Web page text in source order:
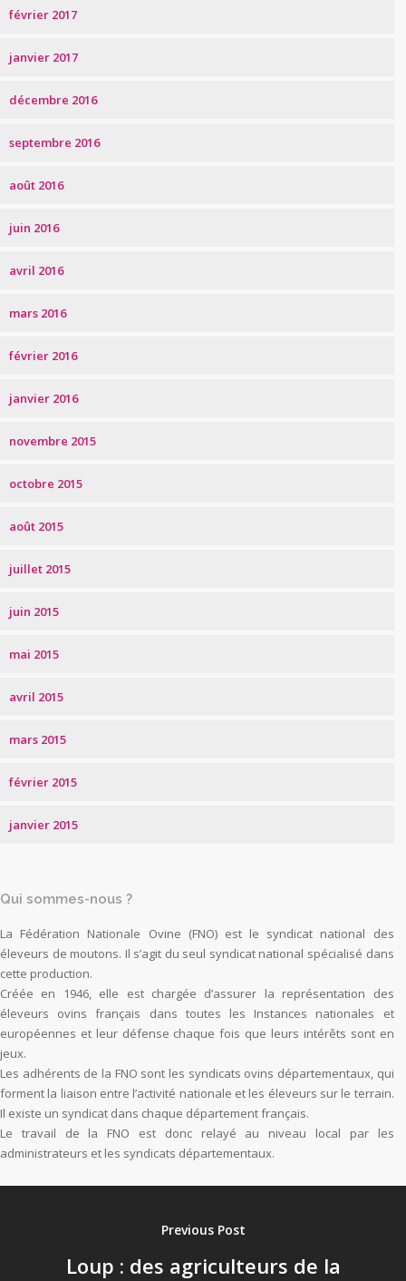
février 2017
janvier 2017
décembre 2016
septembre 2016
août 2016
juin 2016
avril 2016
mars 2016
février 2016
janvier 2016
novembre 2015
octobre 2015
août 2015
juillet 2015
juin 2015
mai 2015
avril 2015
mars 2015
février 2015
janvier 2015
Qui sommes-nous ?
La Fédération Nationale Ovine (FNO) est le syndicat national des
éleveurs de moutons. Il s’agit du seul syndicat national spécialisé dans
cette production.
Créée en 1946, elle est chargée d’assurer la représentation des
éleveurs ovins français dans toutes les Instances nationales et
européennes et leur défense chaque fois que leurs intérêts sont en
jeux.
Les adhérents de la FNO sont les syndicats ovins départementaux, qui
forment la liaison entre l’activité nationale et les éleveurs sur le terrain.
Il existe un syndicat dans chaque département français.
Le travail de la FNO est donc relayé au niveau local par les
administrateurs et les syndicats départementaux.
Previous Post
Loup : des agriculteurs de la